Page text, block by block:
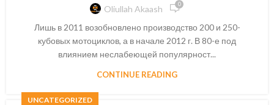
Oliullah Akaash 0
Лишь в 2011 возобновлено производство 200 и 250-
кубовых мотоциклов, а в начале 2012 г. В 80-е под
влиянием неслабеющей популярност...
CONTINUE READING
UNCATEGORIZED